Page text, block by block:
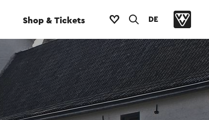
Shop & Tickets DE